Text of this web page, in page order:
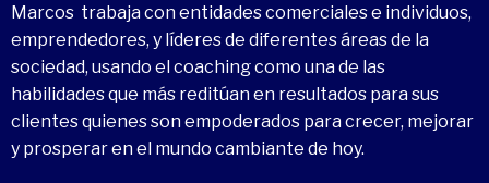
Marcos trabaja con entidades comerciales e individuos,
emprendedores, y líderes de diferentes áreas de la
sociedad, usando el coaching como una de las
habilidades que más reditúan en resultados para sus
clientes quienes son empoderados para crecer, mejorar
y prosperar en el mundo cambiante de hoy.